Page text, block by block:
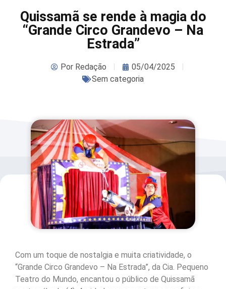
Quissamã se rende à magia do
“Grande Circo Grandevo – Na
Estrada”
PorRedação
05/04/2025
Sem categoria
Com um toque de nostalgia e muita criatividade, o
“Grande Circo Grandevo – Na Estrada”, da Cia. Pequeno
Teatro do Mundo, encantou o público de Quissamã